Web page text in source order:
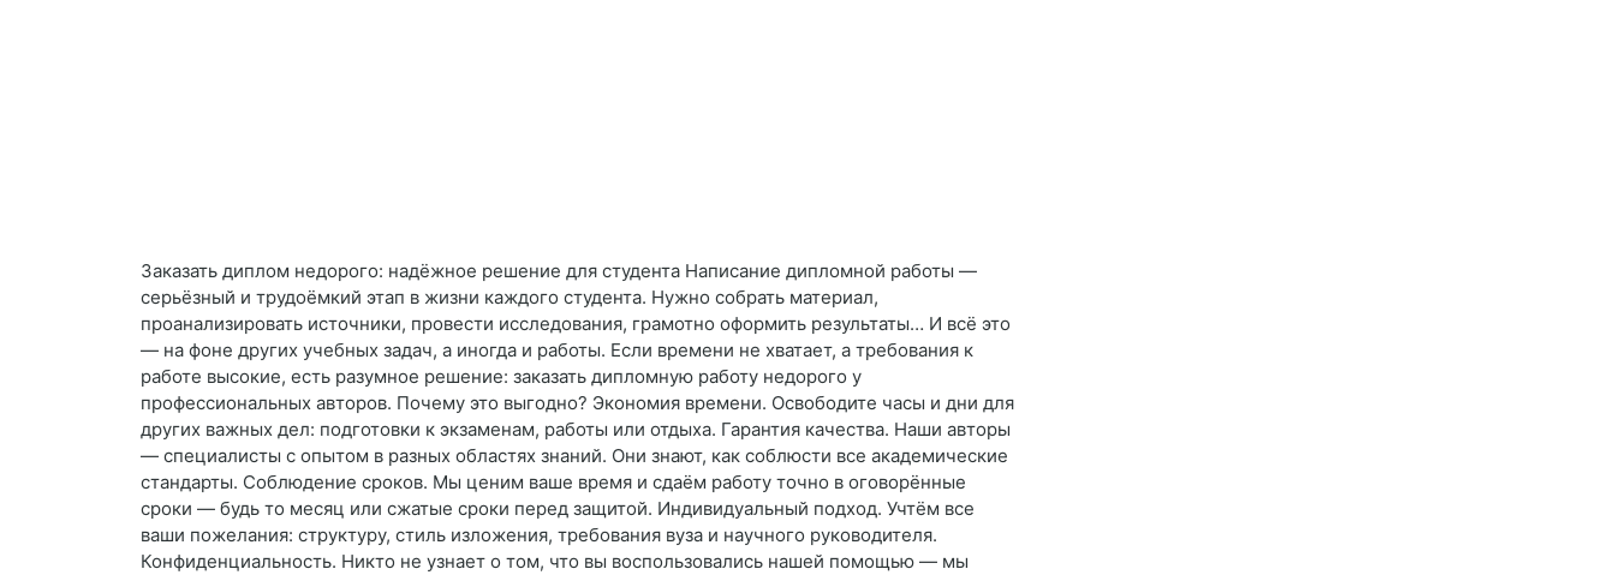
Заказать диплом недорого: надёжное решение для студента Написание дипломной работы —
серьёзный и трудоёмкий этап в жизни каждого студента. Нужно собрать материал,
проанализировать источники, провести исследования, грамотно оформить результаты… И всё это
— на фоне других учебных задач, а иногда и работы. Если времени не хватает, а требования к
работе высокие, есть разумное решение: заказать дипломную работу недорого у
профессиональных авторов. Почему это выгодно? Экономия времени. Освободите часы и дни для
других важных дел: подготовки к экзаменам, работы или отдыха. Гарантия качества. Наши авторы
— специалисты с опытом в разных областях знаний. Они знают, как соблюсти все академические
стандарты. Соблюдение сроков. Мы ценим ваше время и сдаём работу точно в оговорённые
сроки — будь то месяц или сжатые сроки перед защитой. Индивидуальный подход. Учтём все
ваши пожелания: структуру, стиль изложения, требования вуза и научного руководителя.
Конфиденциальность. Никто не узнает о том, что вы воспользовались нашей помощью — мы